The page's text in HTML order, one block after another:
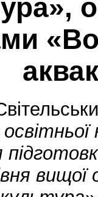
вищої